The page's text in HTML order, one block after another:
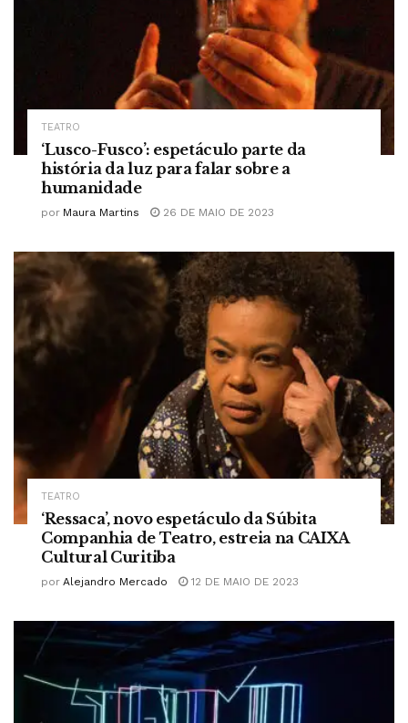
TEATRO
‘Lusco-Fusco’: espetáculo parte da
história da luz para falar sobre a
humanidade
por Maura Martins 26 DE MAIO DE 2023
TEATRO
‘Ressaca’, novo espetáculo da Súbita
Companhia de Teatro, estreia na CAIXA
Cultural Curitiba
por Alejandro Mercado 12 DE MAIO DE 2023